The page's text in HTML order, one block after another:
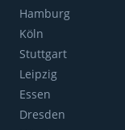
Hamburg
Köln
Stuttgart
Leipzig
Essen
Dresden